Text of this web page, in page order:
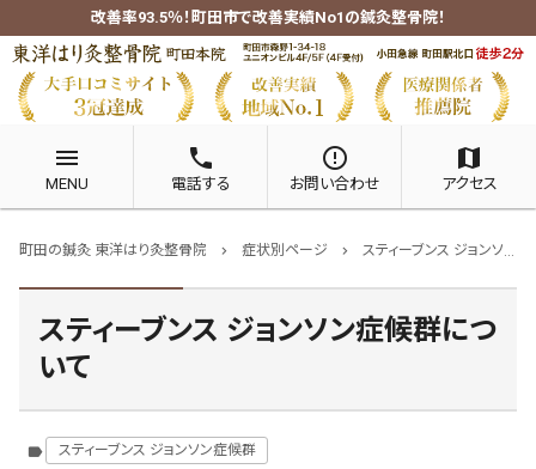
改善率93.5％！町田市で改善実績No1の鍼灸整骨院！
menu
MENU
phone
電話する
error_outline
お問い合わせ
map
アクセス
町田の鍼灸 東洋はり灸整骨院 chevron_right 症状別ページ chevron_right スティーブンス ジョンソン症候群
スティーブンス ジョンソン症候群につ
いて
label スティーブンス ジョンソン症候群